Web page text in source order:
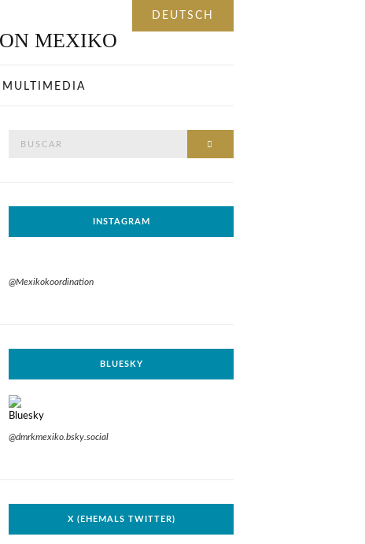
MULTIMEDIA
INSTAGRAM
@Mexikokoordination
BLUESKY
@dmrkmexiko.bsky.social
X (EHEMALS TWITTER)